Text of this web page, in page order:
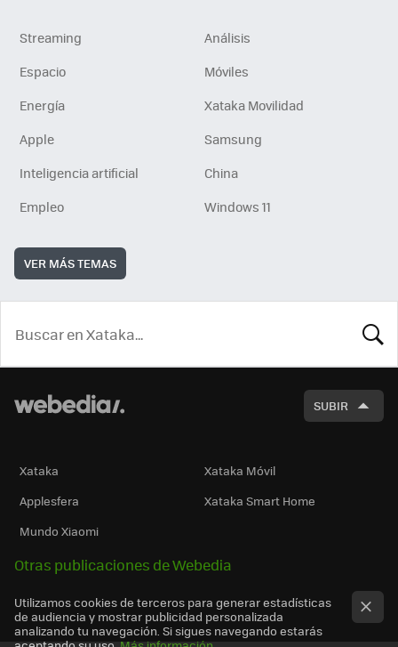
Streaming
Análisis
Espacio
Móviles
Energía
Xataka Movilidad
Apple
Samsung
Inteligencia artificial
China
Empleo
Windows 11
VER MÁS TEMAS
SUBIR
Xataka
Xataka Móvil
Applesfera
Xataka Smart Home
Mundo Xiaomi
Otras publicaciones de Webedia
Utilizamos cookies de terceros para generar estadísticas
de audiencia y mostrar publicidad personalizada
analizando tu navegación. Si sigues navegando estarás